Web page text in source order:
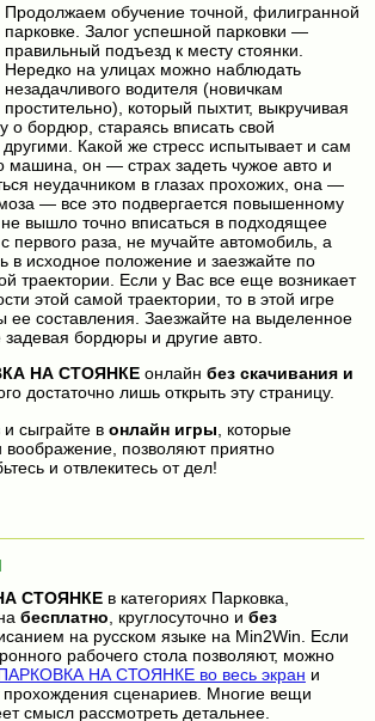
Продолжаем обучение точной, филигранной
парковке. Залог успешной парковки —
правильный подъезд к месту стоянки.
Нередко на улицах можно наблюдать
незадачливого водителя (новичкам
простительно), который пыхтит, выкручивая
о бордюр, стараясь вписать свой
Какой же стресс испытывает и сам
машина, он — страх задеть чужое авто и
неудачником в глазах прохожих, она —
— все это подвергается повышенному
вышло точно вписаться в подходящее
первого раза, не мучайте автомобиль, а
в исходное положение и заезжайте по
траектории. Если у Вас все еще возникает
этой самой траектории, то в этой игре
ее составления. Заезжайте на выделенное
задевая бордюры и другие авто.
НА СТОЯНКЕонлайн без скачивания и
достаточно лишь открыть эту страницу.
сыграйте в онлайн игры , которые
воображение, позволяют приятно
и отвлекитесь от дел!
СТОЯНКЕв категориях Парковка,
бесплатно , круглосуточно и без
на русском языке на Min2Win. Если
рабочего стола позволяют, можно
НА СТОЯНКЕ во весь экран и
прохождения сценариев. Многие вещи
смысл рассмотреть детальнее.